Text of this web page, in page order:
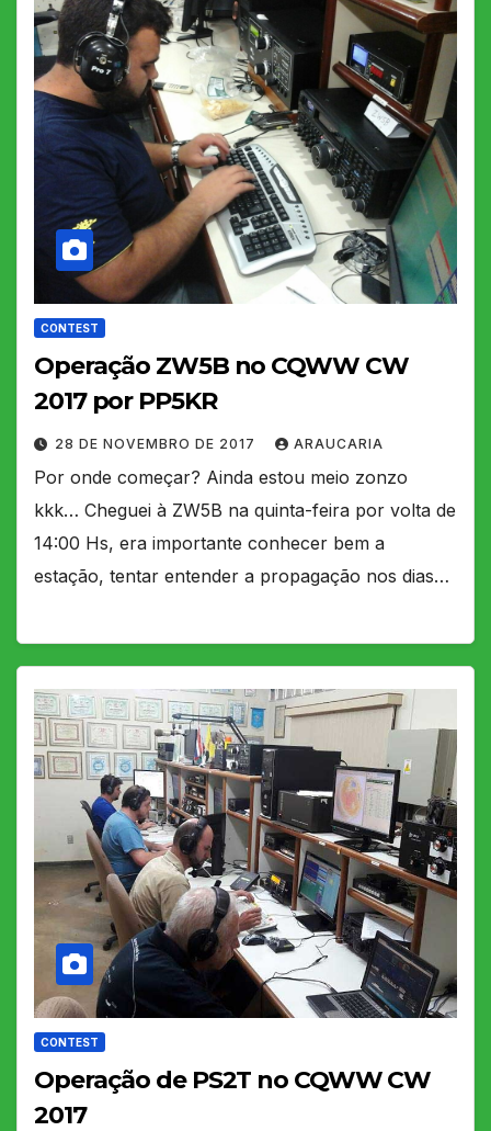
CONTEST
Operação ZW5B no CQWW CW
2017 por PP5KR
28 DE NOVEMBRO DE 2017 ARAUCARIA
Por onde começar? Ainda estou meio zonzo
kkk… Cheguei à ZW5B na quinta-feira por volta de
14:00 Hs, era importante conhecer bem a
estação, tentar entender a propagação nos dias…
CONTEST
Operação de PS2T no CQWW CW
2017